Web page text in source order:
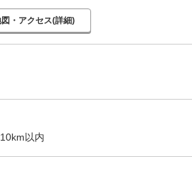
・アクセス(詳細)
以内